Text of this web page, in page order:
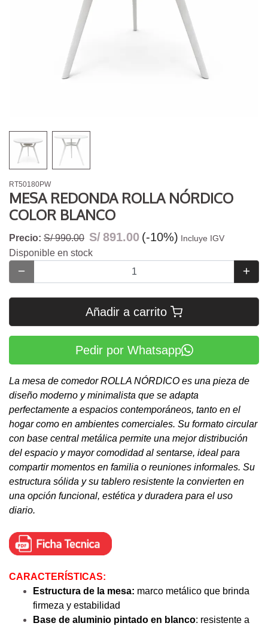
RT50180PW
MESA REDONDA ROLLA NÓRDICO
COLOR BLANCO
Precio: S/ 990.00 S/891.00 (-10%) Incluye IGV
Disponible en stock
Añadir a carrito
Pedir por Whatsapp
La mesa de comedor ROLLA NÓRDICO es una pieza de
diseño moderno y minimalista que se adapta
perfectamente a espacios contemporáneos, tanto en el
hogar como en ambientes comerciales. Su formato circular
con base central metálica permite una mejor distribución
del espacio y mayor comodidad al sentarse, ideal para
compartir momentos en familia o reuniones informales. Su
estructura sólida y su tablero resistente la convierten en
una opción funcional, estética y duradera para el uso
diario.
CARACTERÍSTICAS:
Estructura de la mesa: marco metálico que brinda
firmeza y estabilidad
Base de aluminio pintado en blanco: resistente a